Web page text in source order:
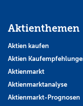
Aktienthemen
Aktien kaufen
Aktien
Aktienmarkt
Aktienmarktanalyse
Aktienmarkt-Prognosen